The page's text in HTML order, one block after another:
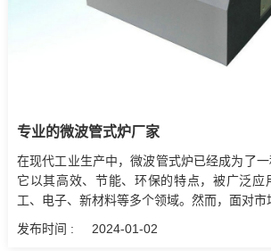
专业的微波管式炉厂家
在现代工业生产中，微波管式炉已经成为了一
它以其高效、节能、环保的特点，被广泛应
工、电子、新材料等多个领域。然而，面对市
发布时间 :
2024-01-02